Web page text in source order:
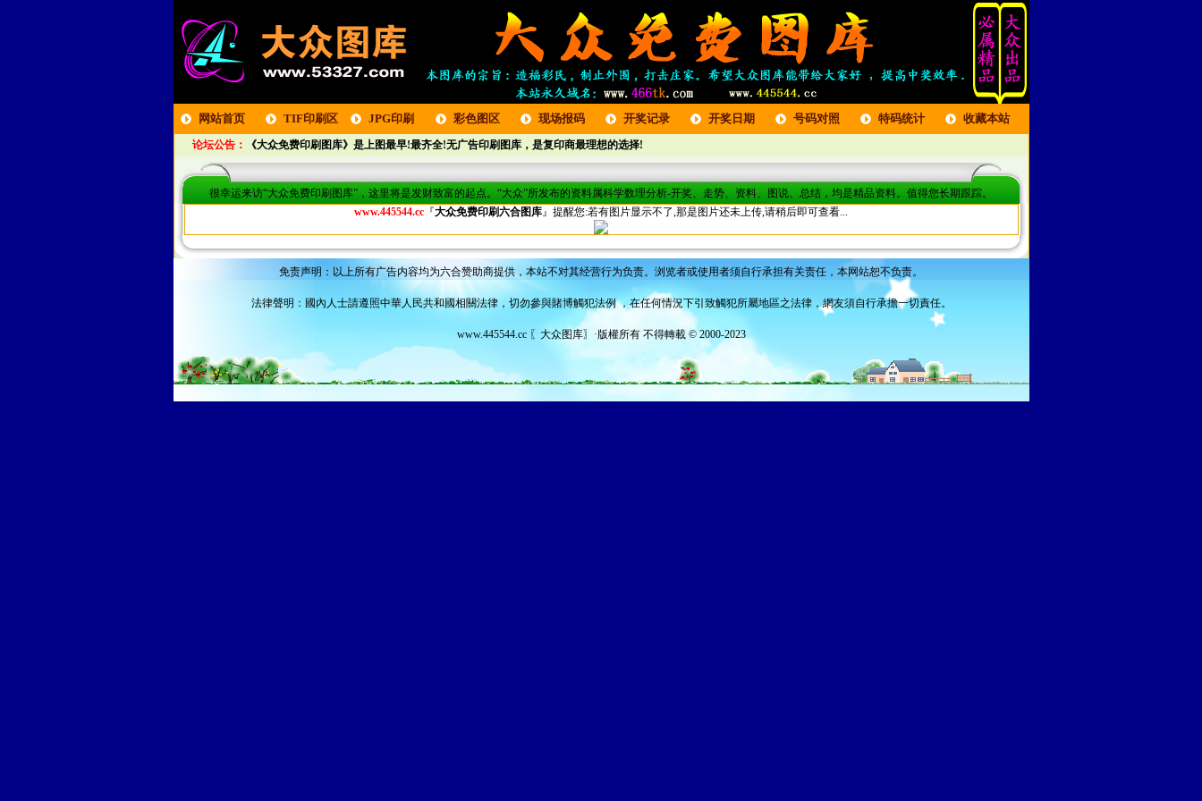
网站首页 TIF印刷区 JPG印刷
区
彩色图区 现场报码 开奖记录 开奖日期 号码对照 特码统计 收藏本站
论坛公告： 《大众免费印刷图库》是上图最早!最齐全!无广告印刷图库，是复印商最理想的选择!
很幸运来访“大众免费印刷图库”，这里将是发财致富的起点。“大众”所发布的资料属科学数理分析-开奖、走势、资料、图说、总结，均是精品资料。值得您长期跟踪。
www.445544.cc 『大众免费印刷六合图库』提醒您:若有图片显示不了,那是图片还未上传,请稍后即可查看...
免责声明：以上所有广告内容均为六合赞助商提供，本站不对其经营行为负责。浏览者或使用者须自行承担有关责任，本网站恕不负责。
法律聲明：國內人士請遵照中華人民共和國相關法律，切勿參與賭博觸犯法例 ，在任何情況下引致觸犯所屬地區之法律，網友須自行承擔一切責任。
www.445544.cc 〖大众图库〗·版權所有 不得轉載 © 2000-2023